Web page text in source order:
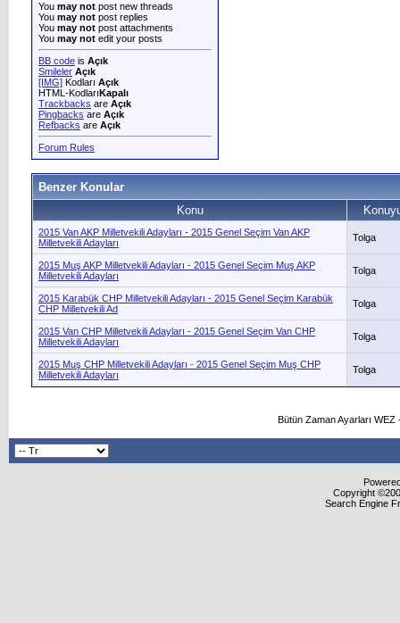
You may not post new threads
You may not post replies
You may not post attachments
You may not edit your posts
BB code is Açık
Smileler Açık
[IMG] Kodları Açık
HTML-KodlarıKapalı
Trackbacks are Açık
Pingbacks are Açık
Refbacks are Açık
Forum Rules
Benzer Konular
Konu
2015 Van AKP Milletvekili Adayları - 2015 Genel Seçim Van AKP
Milletvekili Adayları
Tolga
2015 Muş AKP Milletvekili Adayları - 2015 Genel Seçim Muş AKP
Milletvekili Adayları
Tolga
2015 Karabük CHP Milletvekili Adayları - 2015 Genel Seçim Karabük
CHP Milletvekili Ad
Tolga
2015 Van CHP Milletvekili Adayları - 2015 Genel Seçim Van CHP
Milletvekili Adayları
Tolga
2015 Muş CHP Milletvekili Adayları - 2015 Genel Seçim Muş CHP
Milletvekili Adayları
Tolga
Bütün Zaman Ayarları
Copyright
Search Engine